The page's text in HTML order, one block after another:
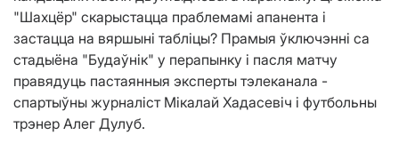
"Шахцёр" скарыстацца праблемамі апанента і
застацца на вяршыні табліцы? Прамыя ўключэнні са
стадыёна "Будаўнік" у перапынку і пасля матчу
правядуць пастаянныя эксперты тэлеканала -
спартыўны журналіст Мікалай Хадасевіч і футбольны
трэнер Алег Дулуб.